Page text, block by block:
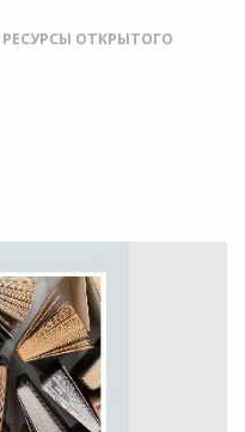
РЕСУРСЫ ОТКРЫТОГО